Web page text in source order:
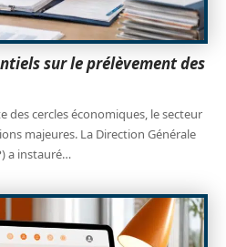
sur le prélèvement des
des cercles économiques, le secteur
majeures. La Direction Générale
a instauré…